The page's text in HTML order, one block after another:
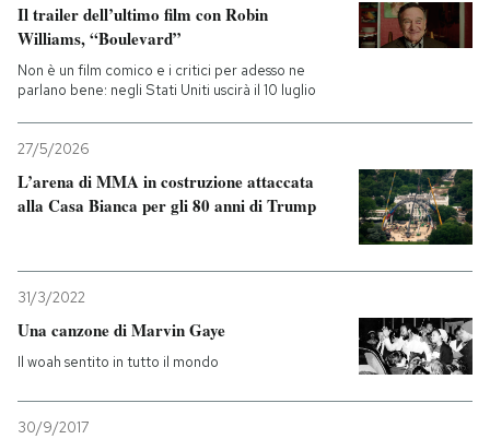
Il trailer dell’ultimo film con Robin
Williams, “Boulevard”
Non è un film comico e i critici per adesso ne
parlano bene: negli Stati Uniti uscirà il 10 luglio
27/5/2026
L’arena di MMA in costruzione attaccata
alla Casa Bianca per gli 80 anni di Trump
31/3/2022
Una canzone di Marvin Gaye
Il woah sentito in tutto il mondo
30/9/2017